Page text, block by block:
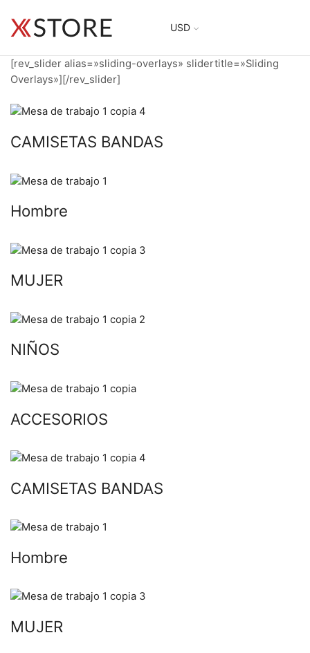
USD
[rev_slider alias=»sliding-overlays» slidertitle=»Sliding
Overlays»][/rev_slider]
CAMISETAS BANDAS
Hombre
MUJER
NIÑOS
ACCESORIOS
CAMISETAS BANDAS
Hombre
MUJER